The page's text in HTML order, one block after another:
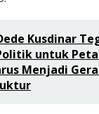
Kusdinar
untuk
Menjadi